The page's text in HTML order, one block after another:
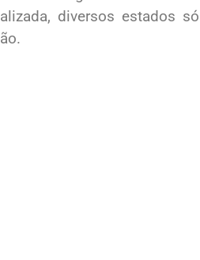
diversos estados só